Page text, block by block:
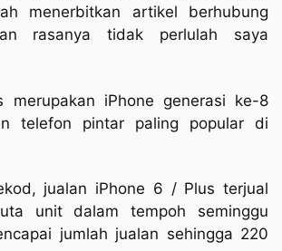
menerbitkan artikel berhubung
rasanya tidak perlulah saya
merupakan iPhone generasi ke-8
telefon pintar paling popular di
jualan iPhone 6 / Plus terjual
unit dalam tempoh seminggu
jumlah jualan sehingga 220